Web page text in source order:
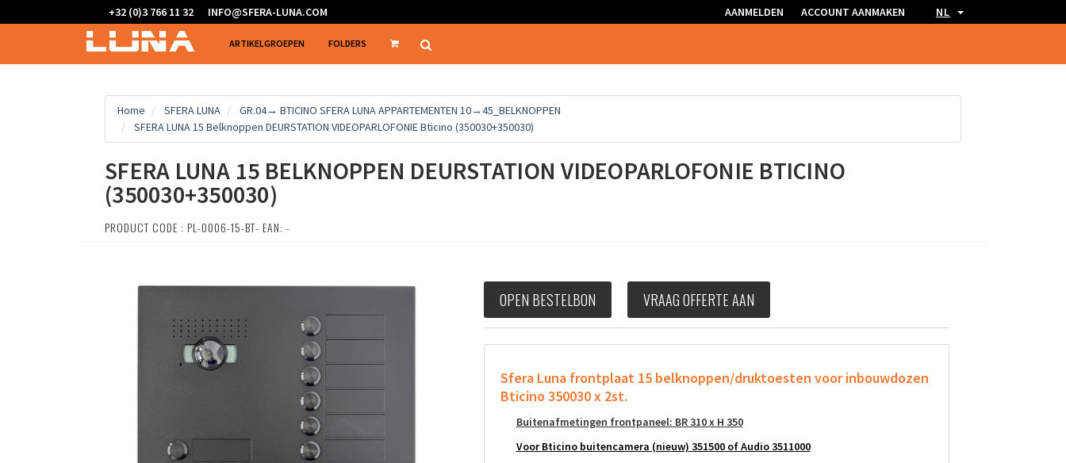
+32 (0)3 766 11 32 INFO@SFERA-LUNA.COM AANMELDEN ACCOUNT AANMAKEN NL
ARTIKELGROEPEN FOLDERS
Home SFERA LUNA
GR.04→ BTICINO SFERA LUNA APPARTEMENTEN 10→45_BELKNOPPEN
SFERA LUNA 15 Belknoppen DEURSTATION VIDEOPARLOFONIE Bticino (350030+350030)
SFERA LUNA 15 BELKNOPPEN DEURSTATION VIDEOPARLOFONIE BTICINO
(350030+350030)
PRODUCT CODE : PL-0006-15-BT- EAN: -
OPEN BESTELBON VRAAG OFFERTE AAN
Sfera Luna frontplaat 15 belknoppen/druktoesten voor inbouwdozen
Bticino 350030 x 2st.
Buitenafmetingen frontpaneel: BR 310 x H 350
Voor Bticino buitencamera (nieuw) 351500 of Audio 3511000